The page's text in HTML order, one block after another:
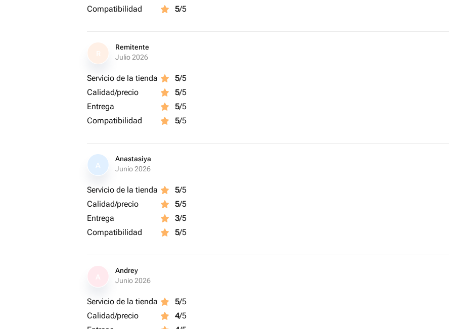
Compatibilidad
5/5
R
Remitente
Julio 2026
Servicio de la tienda 5/5
Calidad/precio
5/5
Entrega
5/5
Compatibilidad
5/5
A
Anastasiya
Junio 2026
Servicio de la tienda 5/5
Calidad/precio
5/5
Entrega
3/5
Compatibilidad
5/5
Andrey
Junio 2026
Servicio de la tienda 5/5
Calidad/precio
4/5